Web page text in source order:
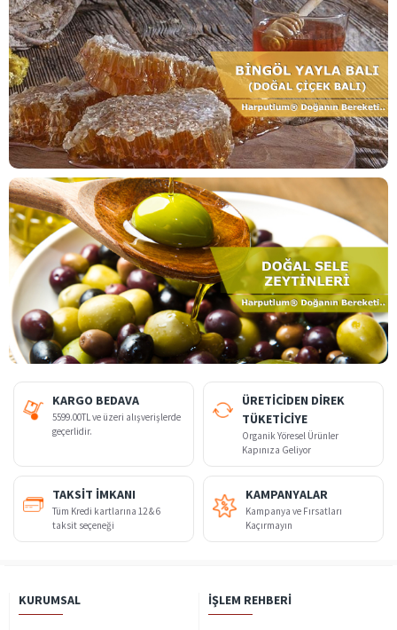
KARGO BEDAVA
5599.00TL ve üzeri alışverişlerde
geçerlidir.
ÜRETİCİDEN DİREK
TÜKETİCİYE
Organik Yöresel Ürünler
Kapınıza Geliyor
TAKSIT İMKANI
Tüm Kredi kartlarına 12 & 6
taksit seçeneği
KAMPANYALAR
Kampanya ve Fırsatları
Kaçırmayın
KURUMSAL İŞLEM REHBERI